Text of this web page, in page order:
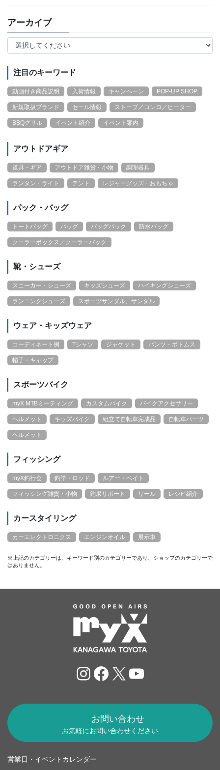
アーカイブ
注目のキーワード
動画付き商品説明 入荷情報 キャンペーン POP-UP SHOP
新規取扱ブランド セール情報 ストーブ／コンロ／ヒーター
BBQグリル イベント紹介 イベント案内
アウトドアギア
道具・ギア アウトドア雑貨・小物 調理器具
ランタン・ライト テント レジャーグッズ・おもちゃ
パック・バッグ
トートバッグ バッグ バッグパック 防水バッグ
クーラーボックス／クーラーバック
靴・シューズ
スニーカー・シューズ キッズシューズ ハイキングシューズ
ランニングシューズ スポーツサンダル、サンダル
ウェア・キッズウェア
コーディネート例 Tシャツ ジャケット パンツ・ボトムス
帽子・キャップ
スポーツバイク
myX MTBミーティング カスタムバイク バイクアクセサリー
ヘルメット キッズバイク 組立て自転車完成品 自転車パーツ
ヘルメット
フィッシング
myX釣行会 釣竿・ロッド ルアー・ベイト
フィッシング雑貨・小物 釣果リポート リール レシピ紹介
カースタイリング
カーエレクトロニクス エンジンオイル 展示車
※上記のカテゴリーは、キーワード別のカテゴリーであり、ショップのカテゴリーで
はありません。
Instagram
Facebook
X YouTube
お問い合わせ
お気軽にお問い合わせください
営業日・イベントカレンダー